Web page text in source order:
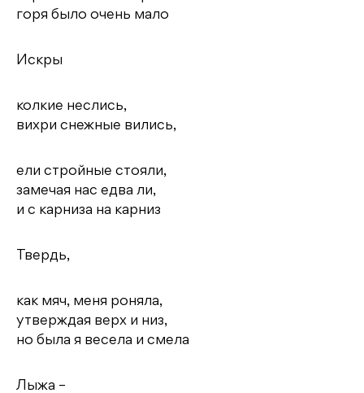
горя было очень мало
Искры
колкие неслись,
вихри снежные вились,
ели стройные стояли,
замечая нас едва ли,
и с карниза на карниз
Твердь,
как мяч, меня роняла,
утверждая верх и низ,
но была я весела и смела
Лыжа –